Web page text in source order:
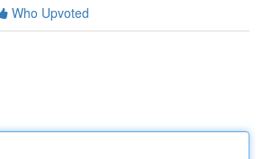
Who Upvoted